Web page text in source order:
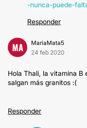
-nunca-puede-
Responder
MA
MariaMata5
24 feb 2020
Hola Thali, la vitamina B
salgan más granitos :(
Responder